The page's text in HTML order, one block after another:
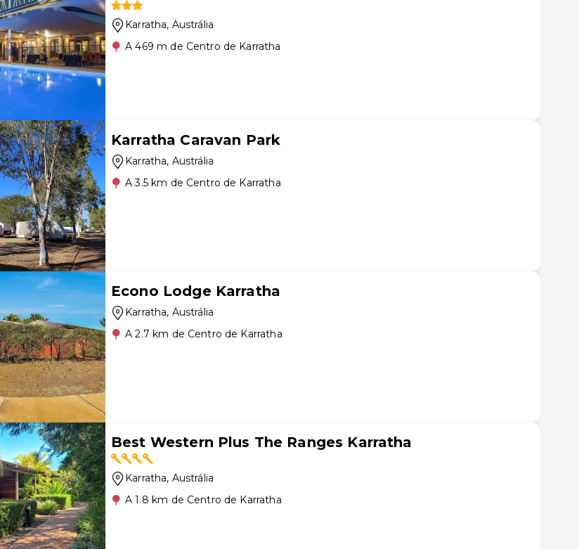
Karratha, Austrália
A 469 m de Centro de Karratha
Karratha Caravan Park
Karratha, Austrália
A 3.5 km de Centro de Karratha
Econo Lodge Karratha
Karratha, Austrália
A 2.7 km de Centro de Karratha
Best Western Plus The Ranges Karratha
Karratha, Austrália
A 1.8 km de Centro de Karratha